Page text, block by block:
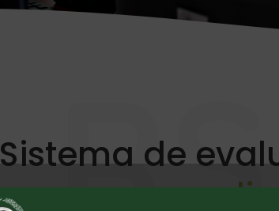
Sistema de